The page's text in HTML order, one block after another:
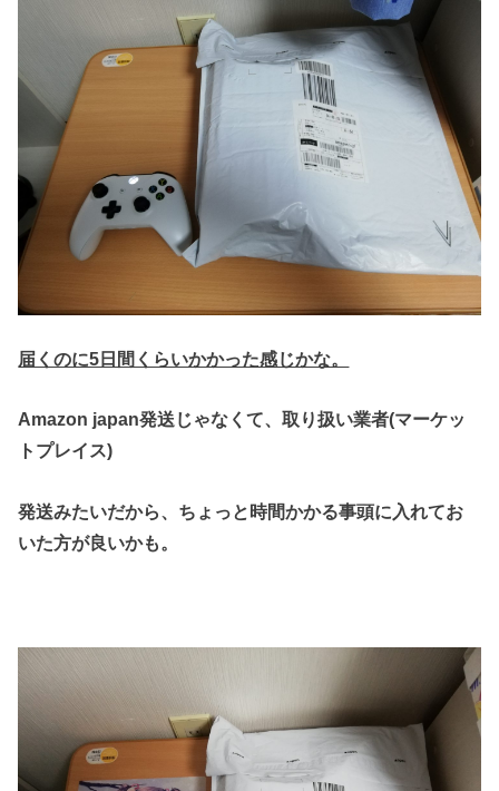
届くのに5日間くらいかかった感じかな。
Amazon japan発送じゃなくて、取り扱い業者(マーケッ
トプレイス)
発送みたいだから、ちょっと時間かかる事頭に入れてお
いた方が良いかも。